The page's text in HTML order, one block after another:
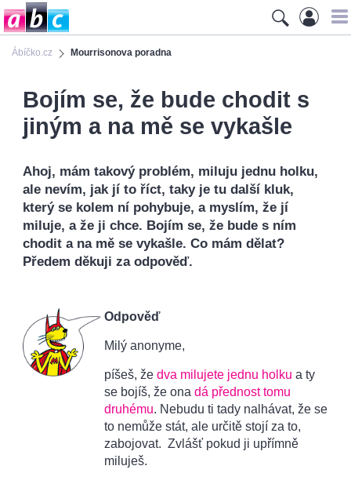
Ábíčko.cz Mourrisonova poradna
Bojím se, že bude chodit s
jiným a na mě se vykašle
Ahoj, mám takový problém, miluju jednu holku,
ale nevím, jak jí to říct, taky je tu další kluk,
který se kolem ní pohybuje, a myslím, že jí
miluje, a že ji chce. Bojím se, že bude s ním
chodit a na mě se vykašle. Co mám dělat?
Předem děkuji za odpověď.
Odpověď
Milý anonyme,
píšeš, že dva milujete jednu holku a ty
se bojíš, že ona dá přednost tomu
druhému. Nebudu ti tady nalhávat, že se
to nemůže stát, ale určitě stojí za to,
zabojovat. Zvlášť pokud ji upřímně
miluješ.